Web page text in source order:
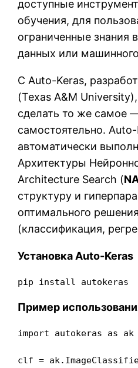
доступные
обучения, для
ограниченные знания
данных или
С Auto-Keras,
(Texas A&M
сделать то же самое
самостоятельно.
автоматически
Архитектуры
Architecture Search (
структуру и
оптимального
(классификация,
Установка Auto-Keras
pip install autokeras
Пример
import autokeras as ak
clf =